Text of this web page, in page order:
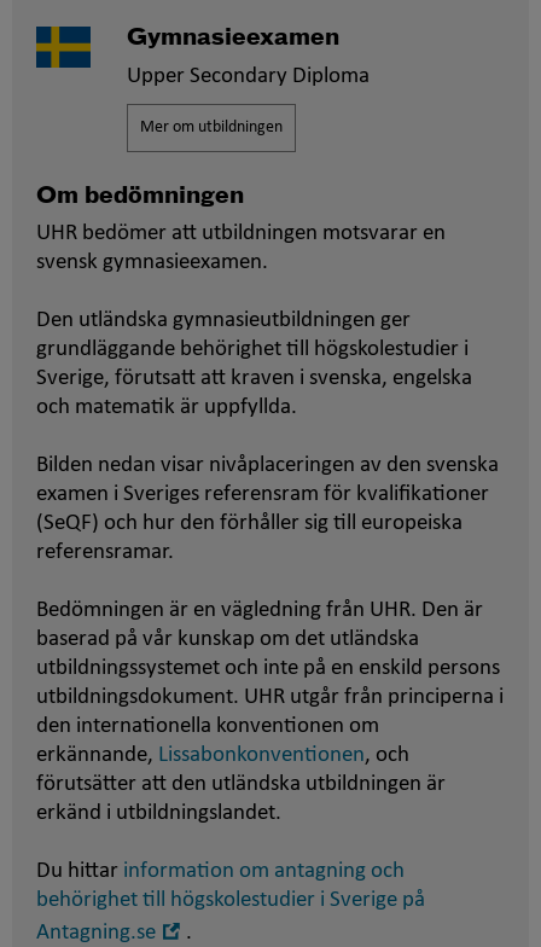
Gymnasieexamen
Upper Secondary Diploma
Mer om utbildningen
Om bedömningen
UHR bedömer att utbildningen motsvarar en
svensk gymnasieexamen.
Den utländska gymnasieutbildningen ger
grundläggande behörighet till högskolestudier i
Sverige, förutsatt att kraven i svenska, engelska
och matematik är uppfyllda.
Bilden nedan visar nivåplaceringen av den svenska
examen i Sveriges referensram för kvalifikationer
(SeQF) och hur den förhåller sig till europeiska
referensramar.
Bedömningen är en vägledning från UHR. Den är
baserad på vår kunskap om det utländska
utbildningssystemet och inte på en enskild persons
utbildningsdokument. UHR utgår från principerna i
den internationella konventionen om
erkännande, Lissabonkonventionen, och
förutsätter att den utländska utbildningen är
erkänd i utbildningslandet.
Du hittar information om antagning och
behörighet till högskolestudier i Sverige på
Antagning.se
.